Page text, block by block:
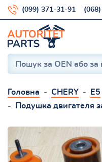
(099) 371-31-91
Головна CHERY
E5
Подушка двигателя